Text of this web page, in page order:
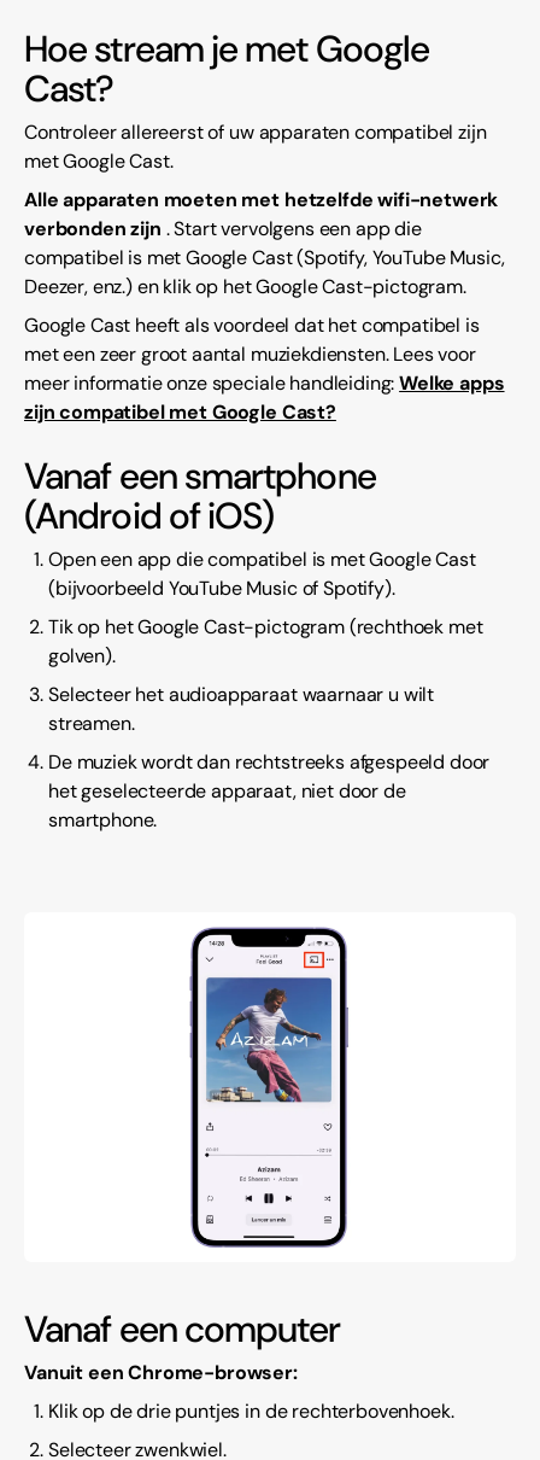
Hoe stream je met Google
Cast?
Controleer allereerst of uw apparaten compatibel zijn
met Google Cast.
Alle apparaten moeten met hetzelfde wifi-netwerk
verbonden zijn . Start vervolgens een app die
compatibel is met Google Cast (Spotify, YouTube Music,
Deezer, enz.) en klik op het Google Cast-pictogram.
Google Cast heeft als voordeel dat het compatibel is
met een zeer groot aantal muziekdiensten. Lees voor
meer informatie onze speciale handleiding:Welke apps
zijn compatibel met Google Cast?
Vanaf een smartphone
(Android of iOS)
Open een app die compatibel is met Google Cast
(bijvoorbeeld YouTube Music of Spotify).
Tik op het Google Cast-pictogram (rechthoek met
golven).
Selecteer het audioapparaat waarnaar u wilt
streamen.
De muziek wordt dan rechtstreeks afgespeeld door
het geselecteerde apparaat, niet door de
smartphone.
Vanaf een computer
Vanuit een Chrome-browser:
Klik op de drie puntjes in de rechterbovenhoek.
Selecteer zwenkwiel.